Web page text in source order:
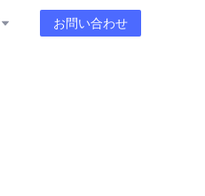
お問い合わせ